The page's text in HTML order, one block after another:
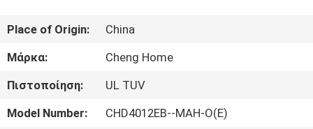
VR
ΕΜΕΊΣ
Place of Origin:
China
Μάρκα:
Cheng Home
Πιστοποίηση:
UL TUV
Model Number:
CHD4012EB--MAH-O(E)